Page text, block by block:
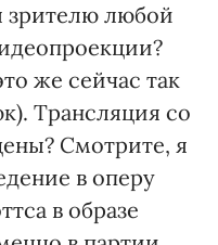
зрителю любой
же сейчас так
Трансляция со
Смотрите, я
в оперу
в образе